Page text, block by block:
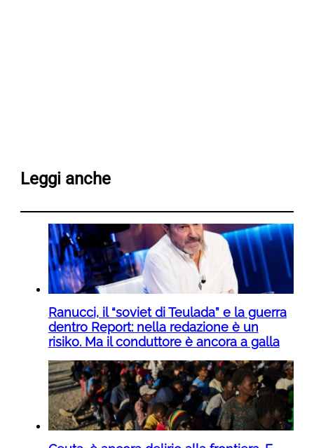
Leggi anche
Ranucci, il “soviet di Teulada” e la guerra
dentro Report: nella redazione è un
risiko. Ma il conduttore è ancora a galla